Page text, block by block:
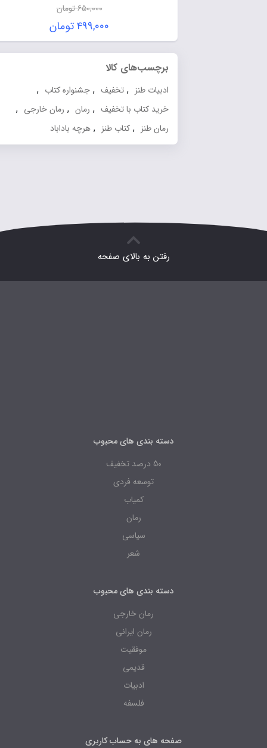
تومان
۴۹۹,۰۰۰تومان
برچسب‌های کالا
ادبیات طنز ,تخفیف ,جشنواره کتاب ,
خرید کتاب با تخفیف ,رمان , رمان خارجی ,
,کتاب طنز ,هرچه باداباد
رفتن به بالای صفحه
دسته بندی های محبوب
توسعه فردی
دسته بندی های محبوب
رمان خارجی
رمان ایرانی
صفحه های به حساب کاربری